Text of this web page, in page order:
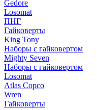
Gedore
Losomat
ПНГ
Гайковерты
King Tony
Наборы с гайковертом
Mighty Seven
Наборы с гайковертом
Losomat
Atlas Copco
Wren
Гайковерты